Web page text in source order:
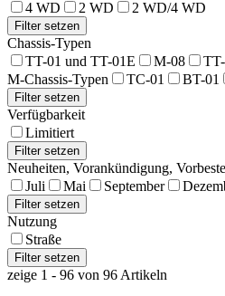
4 WD
2 WD 2 WD/4 WD
Chassis-Typen
TT-01 und TT-01E
M-08
M-Chassis-Typen
TC-01 BT-01
Verfügbarkeit
Limitiert
Neuheiten, Vorankündigung,
Juli
Mai September
Nutzung
Straße
zeige 1 - 96 von 96 Artikeln